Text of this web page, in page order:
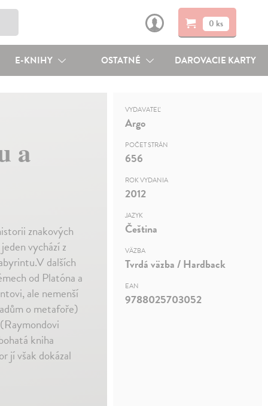
0 ks
E-KNIHY OSTATNÉ DAROVACIE KARTY
a
znakových
vychází z
dalších
od Platóna a
ale nemenší
o metafoře)
kniha
jí však dokázal
VYDAVATEĽ
Argo
POČET STRÁN
656
ROK VYDANIA
2012
JAZYK
Čeština
VÄZBA
Tvrdá väzba / Hardback
EAN
9788025703052